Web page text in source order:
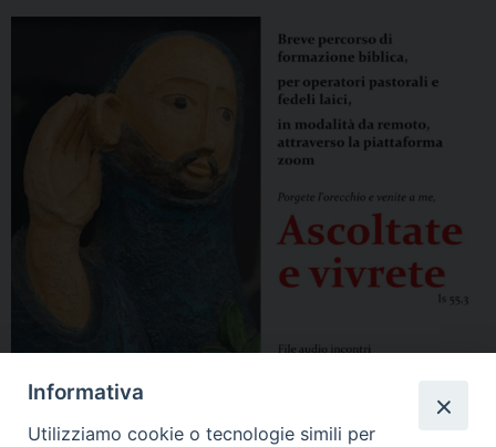
Informativa
Utilizziamo cookie o tecnologie simili per